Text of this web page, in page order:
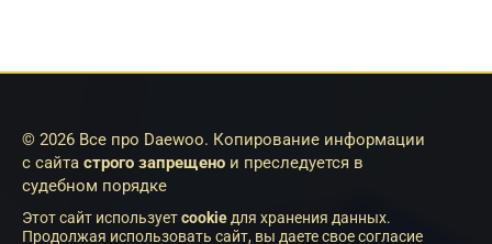
© 2026 Все про Daewoo. Копирование информации
с сайта строго запрещено и преследуется в
судебном порядке
Этот сайт используетcookie для хранения данных.
Продолжая использовать сайт, вы даете свое согласие